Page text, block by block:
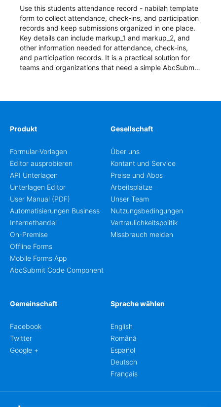
Use this students attendance record - nabilah template
form to collect attendance, check-ins, and participation
records and keep submissions organized in one place.
Key details can include markup_1 and markup_2, and
other information needed for attendance, check-ins,
and participation records. It is a practical solution for
teams and organizations that need a simple AbcSubmit
Produkt
Formular-Vorlagen
Editor ausprobieren
API Unterlagen
Unterlagen Editor
User Manual (PDF)
Automatisierungen Business
Internethandel
On-Premise
Offline Forms
Mobile Forms App
AbcSubmit Code Component
Gesellschaft
Über uns
Kontant und Service
Preise und Abos
Arbeitsplätze
Unser Team
Nutzungsbedingungen
Vertraulichkeitspolitik
Missbrauch melden
Gemeinschaft
Facebook
Twitter
Google +
Sprache wählen
English
Română
Español
Deutsch
Français